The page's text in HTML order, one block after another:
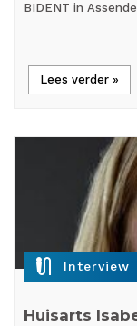
BIDENT in
Lees verder »
mic_external_on Interview
Huisarts